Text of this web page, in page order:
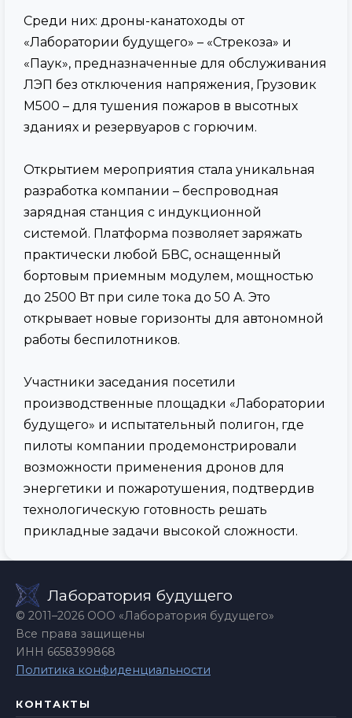
Среди них: дроны-канатоходы от
«Лаборатории будущего» – «Стрекоза» и
«Паук», предназначенные для обслуживания
ЛЭП без отключения напряжения, Грузовик
М500 – для тушения пожаров в высотных
зданиях и резервуаров с горючим.
Открытием мероприятия стала уникальная
разработка компании – беспроводная
зарядная станция с индукционной
системой. Платформа позволяет заряжать
практически любой БВС, оснащенный
бортовым приемным модулем, мощностью
до 2500 Вт при силе тока до 50 А. Это
открывает новые горизонты для автономной
работы беспилотников.
Участники заседания посетили
производственные площадки «Лаборатории
будущего» и испытательный полигон, где
пилоты компании продемонстрировали
возможности применения дронов для
энергетики и пожаротушения, подтвердив
технологическую готовность решать
прикладные задачи высокой сложности.
Лаборатория будущего
© 2011–2026 ООО «Лаборатория будущего»
Все права защищены
ИНН 6658399868
Политика конфиденциальности
КОНТАКТЫ